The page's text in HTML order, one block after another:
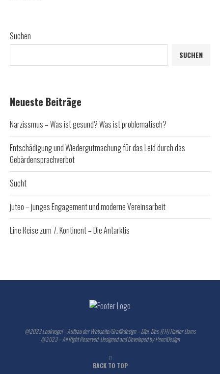
Suchen
SUCHEN
Neueste Beiträge
Narzissmus – Was ist gesund? Was ist problematisch?
Entschädigung und Wiedergutmachung für das Leid durch das
Gebärdensprachverbot
Sucht
juteo – junges Engagement und moderne Vereinsarbeit
Eine Reise zum 7. Kontinent – Die Antarktis
@2023 Lookvogel – Aufbau der Webseite/Grafikdesign – Dipl.-Des. (FH) Rainer Dams
@2023 – All Right Reserved. Designed and Developed by PenciDesign
BACK TO TOP